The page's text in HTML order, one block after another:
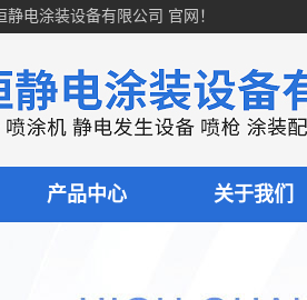
电涂装设备有限公司 官网！
产品中心 关于我们